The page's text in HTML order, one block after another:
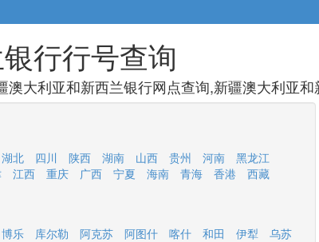
行行号查询
大利亚和新西兰银行网点查询,新疆澳大利亚
湖北 四川 陕西 湖南 山西 贵州 河南
黑龙江
江西 重庆 广西 宁夏 海南 青海 香港
西藏
博乐 库尔勒 阿克苏 阿图什 喀什 和田 伊犁
乌苏